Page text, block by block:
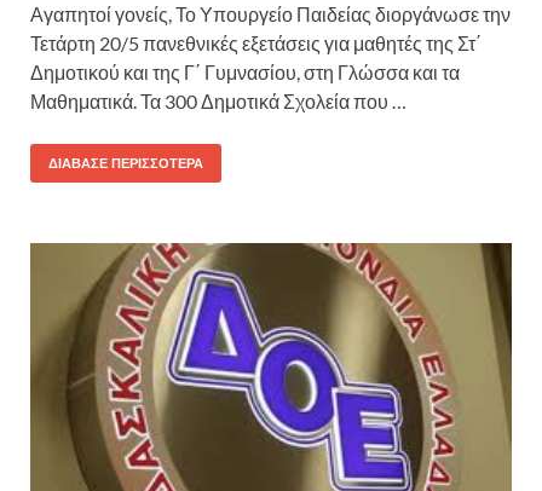
Αγαπητοί γονείς, Το Υπουργείο Παιδείας διοργάνωσε την
Τετάρτη 20/5 πανεθνικές εξετάσεις για μαθητές της Στ΄
Δημοτικού και της Γ΄ Γυμνασίου, στη Γλώσσα και τα
Μαθηματικά. Τα 300 Δημοτικά Σχολεία που …
ΔΙΆΒΑΣΕ ΠΕΡΙΣΣΌΤΕΡΑ